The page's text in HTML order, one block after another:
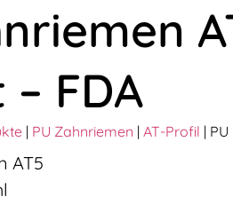
FDA
| PU Zahnriemen | AT-Profil |
AT5